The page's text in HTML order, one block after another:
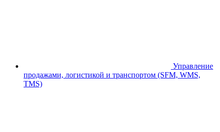
Управление
продажами, логистикой и транспортом (SFM, WMS,
TMS)